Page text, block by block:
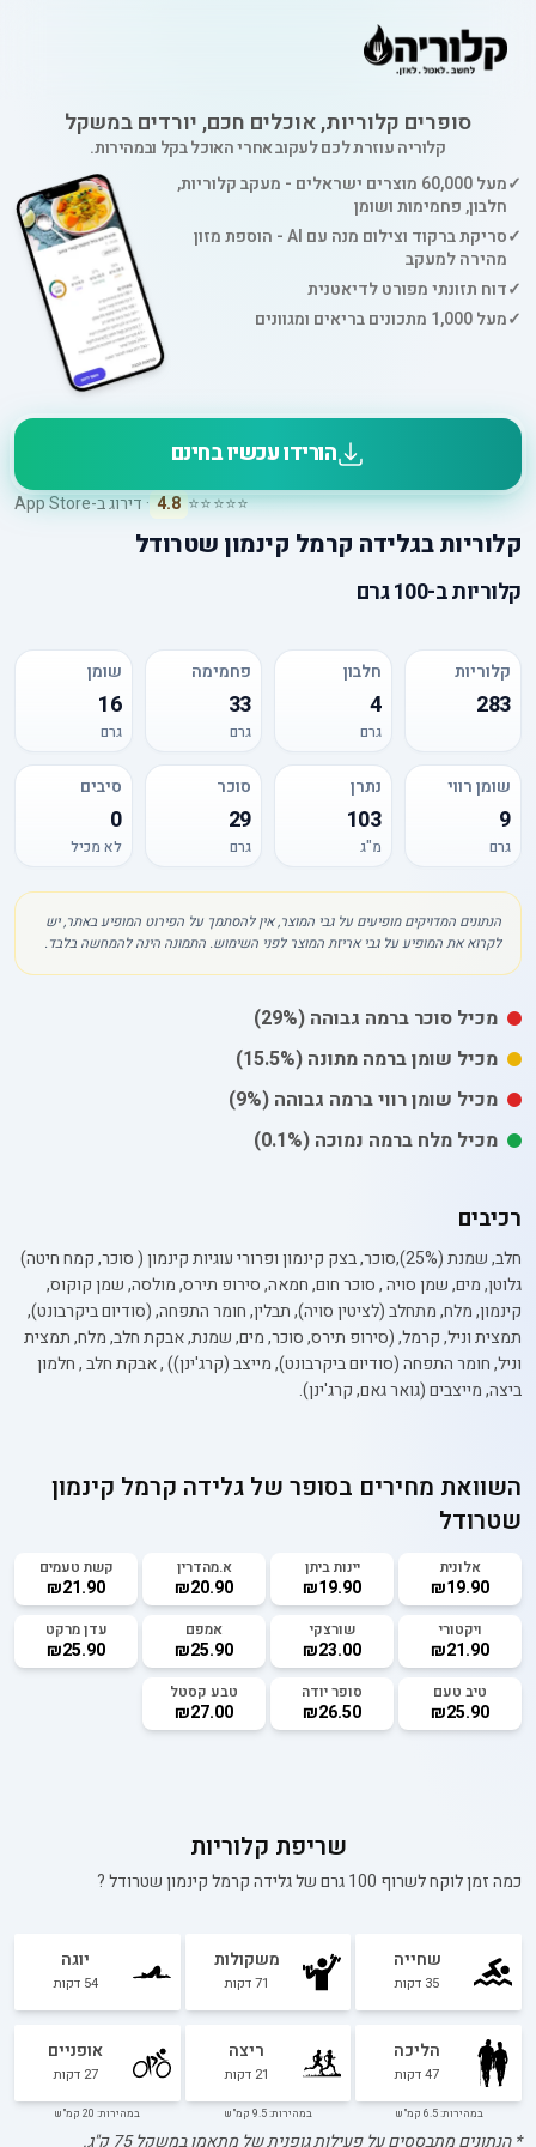
סופרים קלוריות, אוכלים חכם, יורדים במשקל
קלוריה עוזרת לכם לעקוב אחרי האוכל בקל ובמהירות.
✓
מעל 60,000 מוצרים ישראלים - מעקב קלוריות,
חלבון, פחמימות ושומן
✓
סריקת ברקוד וצילום מנה עם AI - הוספת מזון
מהירה למעקב
✓דוח תזונתי מפורט לדיאטנית
✓מעל 1,000 מתכונים בריאים ומגוונים
הורידו עכשיו בחינם
⭐⭐⭐⭐⭐
4.8 · דירוג ב-App Store
קלוריותבגלידה קרמל קינמון שטרודל
קלוריותב-100 גרם
קלוריות
283
חלבון
4
גרם
פחמימה
33
גרם
שומן
16
גרם
שומן רווי
9
גרם
נתרן
103
מ"ג
סוכר
29
גרם
סיבים
0
לא מכיל
הנתונים המדויקים מופיעים על גבי המוצר, אין להסתמך על הפירוט המופיע באתר, יש
לקרוא את המופיע על גבי אריזת המוצר לפני השימוש. התמונה הינה להמחשה בלבד.
מכיל סוכר ברמה גבוהה (29%)
מכיל שומןברמה מתונה (15.5%)
מכיל שומן רוויברמה גבוהה (9%)
מכיל מלח ברמה נמוכה (0.1%)
רכיבים
חלב, שמנת (25%),סוכר, בצק קינמון ופרורי עוגיות קינמון ( סוכר, קמח חיטה)
גלוטן, מים, שמן סויה , סוכר חום, חמאה, סירופ תירס, מולסה, שמן קוקוס,
קינמון, מלח, מתחלב (לציטין סויה), תבלין, חומר התפחה, (סודיום ביקרבונט),
תמצית וניל, קרמל, (סירופ תירס, סוכר, מים, שמנת, אבקת חלב, מלח, תמצית
וניל, חומר התפחה (סודיום ביקרבונט), מייצב (קרג'ינן)) , אבקת חלב , חלמון
ביצה, מייצבים (גואר גאם, קרג'ינן).
השוואת מחירים בסופר של גלידה קרמל קינמון
שטרודל
אלונית
₪19.90
יינות ביתן
₪19.90
א.מהדרין
₪20.90
קשת טעמים
₪21.90
ויקטורי
₪21.90
שורצקי
₪23.00
אמפם
₪25.90
עדן מרקט
₪25.90
טיב טעם
₪25.90
סופר יודה
₪26.50
טבע קסטל
₪27.00
שריפת קלוריות
כמה זמן לוקח לשרוף 100 גרם של גלידה קרמל קינמון שטרודל?
שחייה
35 דקות
משקולות
71דקות
יוגה
54 דקות
הליכה
47דקות
במהירות: 6.5 קמ"ש
ריצה
21 דקות
במהירות: 9.5 קמ"ש
אופניים
27 דקות
במהירות: 20 קמ"ש
* הנתונים מתבססים על פעילות גופנית של מתאמן במשקל75ק"ג.